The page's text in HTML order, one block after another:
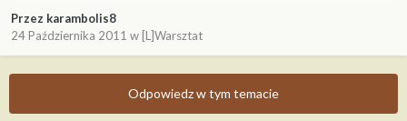
Przez karambolis8
24 Października 2011 w [L]Warsztat
Odpowiedz w tym temacie